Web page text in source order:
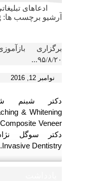
آرشیو برچسب ها:
۹۵/۸/۲۰...
نوامبر 12, 2016
Veneer
Invasive Dentistry...